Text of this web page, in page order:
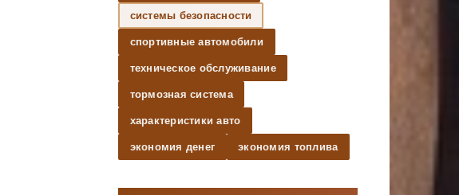
системы безопасности
спортивные автомобили
техническое обслуживание
тормозная система
характеристики авто
экономия денег экономия топлива